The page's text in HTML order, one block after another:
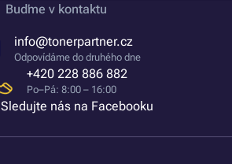
Buďme v kontaktu
info@tonerpartner.cz
Odpovídáme do druhého dne
+420 228 886 882
Po–Pá: 8:00 – 16:00
Sledujte nás na Facebooku